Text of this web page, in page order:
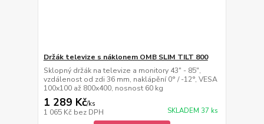
Držák televize s náklonem OMB SLIM TILT 800
Sklopný držák na televize a monitory 43" - 85",
vzdálenost od zdi 36 mm, naklápění 0° / -12°, VESA
100x100 až 800x400, nosnost 60 kg
1 289 Kč/ks
1 065 Kč bez DPH SKLADEM 37 ks